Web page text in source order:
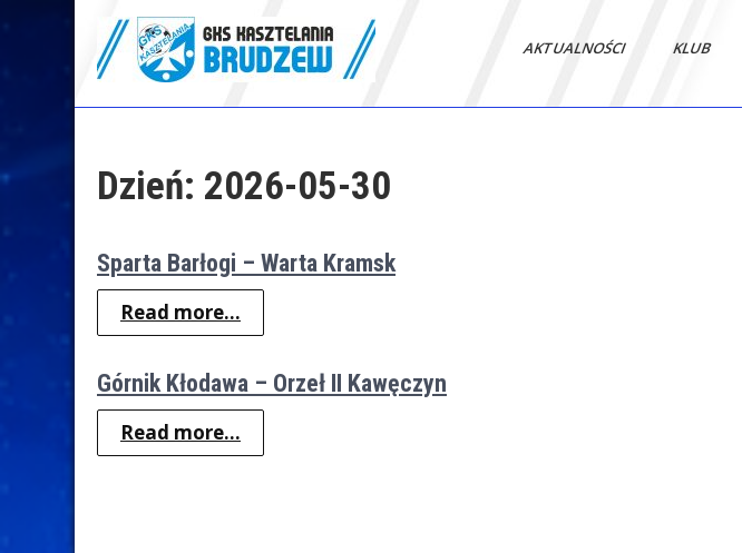
GKS Kasztelania
AKTUALNOŚCI KLUB
Dzień: 2026-05-30
Sparta Barłogi – Warta Kramsk
Read more...
Górnik Kłodawa – Orzeł II Kawęczyn
Read more...